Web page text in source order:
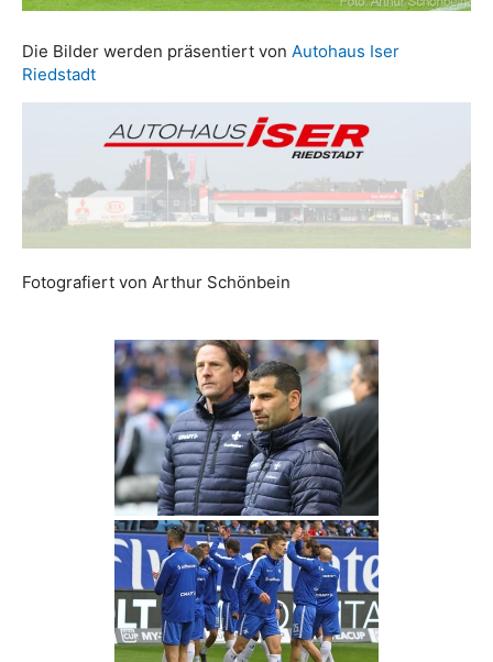
Die Bilder werden präsentiert von Autohaus Iser
Riedstadt
Fotografiert von Arthur Schönbein